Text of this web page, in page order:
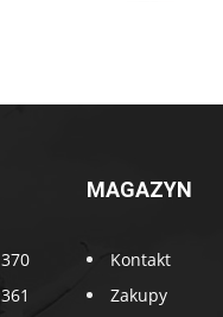
370
361
MAGAZYN
Kontakt
Zakupy